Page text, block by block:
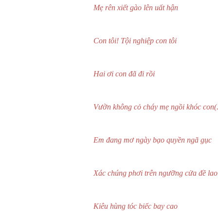
Mẹ rên xiết gào lên uất hận
Con tôi! Tội nghiệp con tôi
Hai ơi con đã đi rồi
Vườn không cỏ cháy mẹ ngồi khóc
Em đang mơ ngày bạo quyền ngã gục
Xác chúng phơi trên ngưỡng cửa đề lao
Kiêu hùng tóc biếc bay cao